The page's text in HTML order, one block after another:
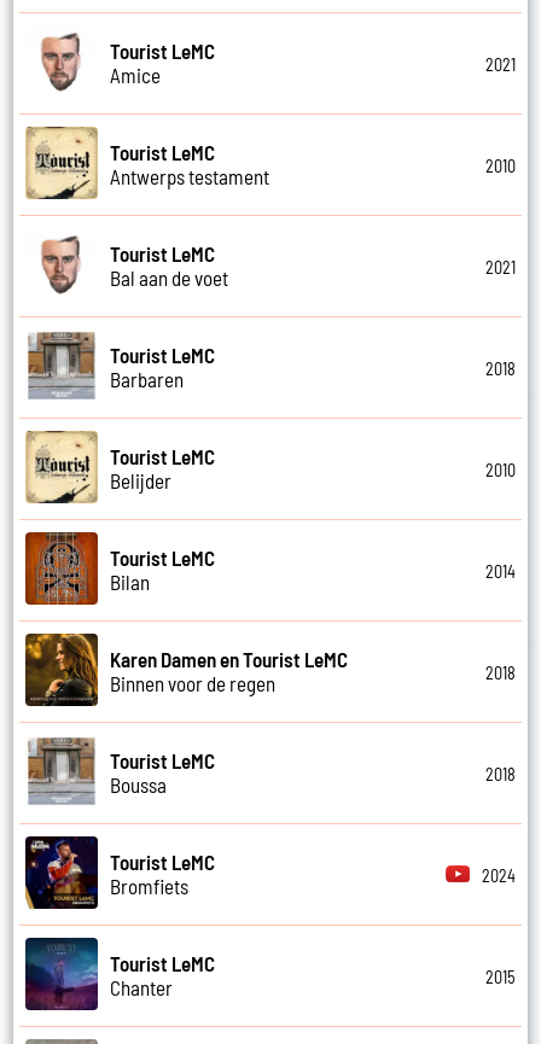
Tourist LeMC
Amice
2021
Tourist LeMC
Antwerps testament
2010
Tourist LeMC
Bal aan de voet
2021
Tourist LeMC
Barbaren
2018
Tourist LeMC
Belijder
2010
Tourist LeMC
Bilan
2014
Karen Damen en Tourist LeMC
Binnen voor de regen
2018
Tourist LeMC
Boussa
2018
Tourist LeMC
Bromfiets
2024
Tourist LeMC
Chanter
2015